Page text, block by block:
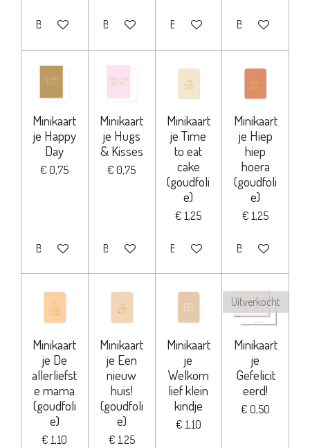
Bekijk details Bekijk details Bekijk details Bekijk details
Minikaart
je Happy
Day
€ 0,75
Bekijk details
Minikaart
je Hugs
& Kisses
€ 0,75
Bekijk details
Minikaart
je Time
to eat
cake
(goudfoli
e)
€ 1,25
Bekijk details
Minikaart
je Hiep
hiep
hoera
(goudfoli
e)
€ 1,25
Bekijk details
Minikaart
je De
allerliefst
e mama
(goudfoli
e)
€ 1,10
Minikaart
je Een
nieuw
huis!
(goudfoli
e)
€ 1,25
Minikaart
je
Welkom
lief klein
kindje
€ 1,10
Uitverkocht
Minikaart
je
Gefelicit
eerd!
€ 0,50